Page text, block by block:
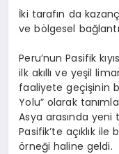
İki tarafın da
ve bölgesel
Peru’nun Pasifik
ilk akıllı ve yeşil
faaliyete geçişinin
Yolu” olarak
Asya arasında
Pasifik’te açıklık
örneği haline geldi.